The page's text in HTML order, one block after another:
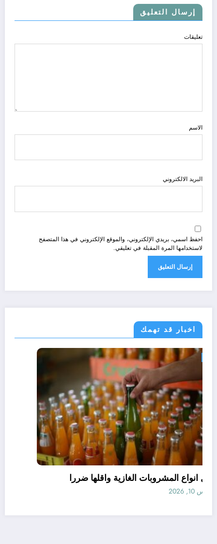
إرسال التعليق
تعليقات
الاسم
البريد الالكتروني
احفظ اسمي، بريدي الإلكتروني، والموقع الإلكتروني في هذا المتصفح
لاستخدامها المرة المقبلة في تعليقي.
اخبار قد تهمك
مجتمع
افضل انواع المشروبات الغازية واقلها ضررا
أغسطس 10, 2026